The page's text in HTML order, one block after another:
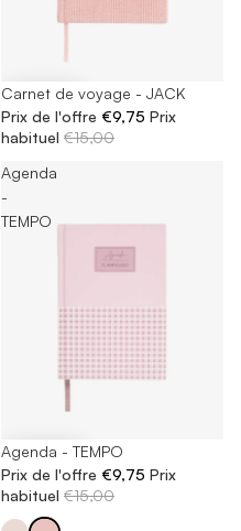
-35%
Carnet de voyage - JACK
Prix de l'offre €9,75 Prix
habituel €15,00
Agenda
-
TEMPO
-35%
Agenda - TEMPO
Prix de l'offre €9,75 Prix
habituel €15,00